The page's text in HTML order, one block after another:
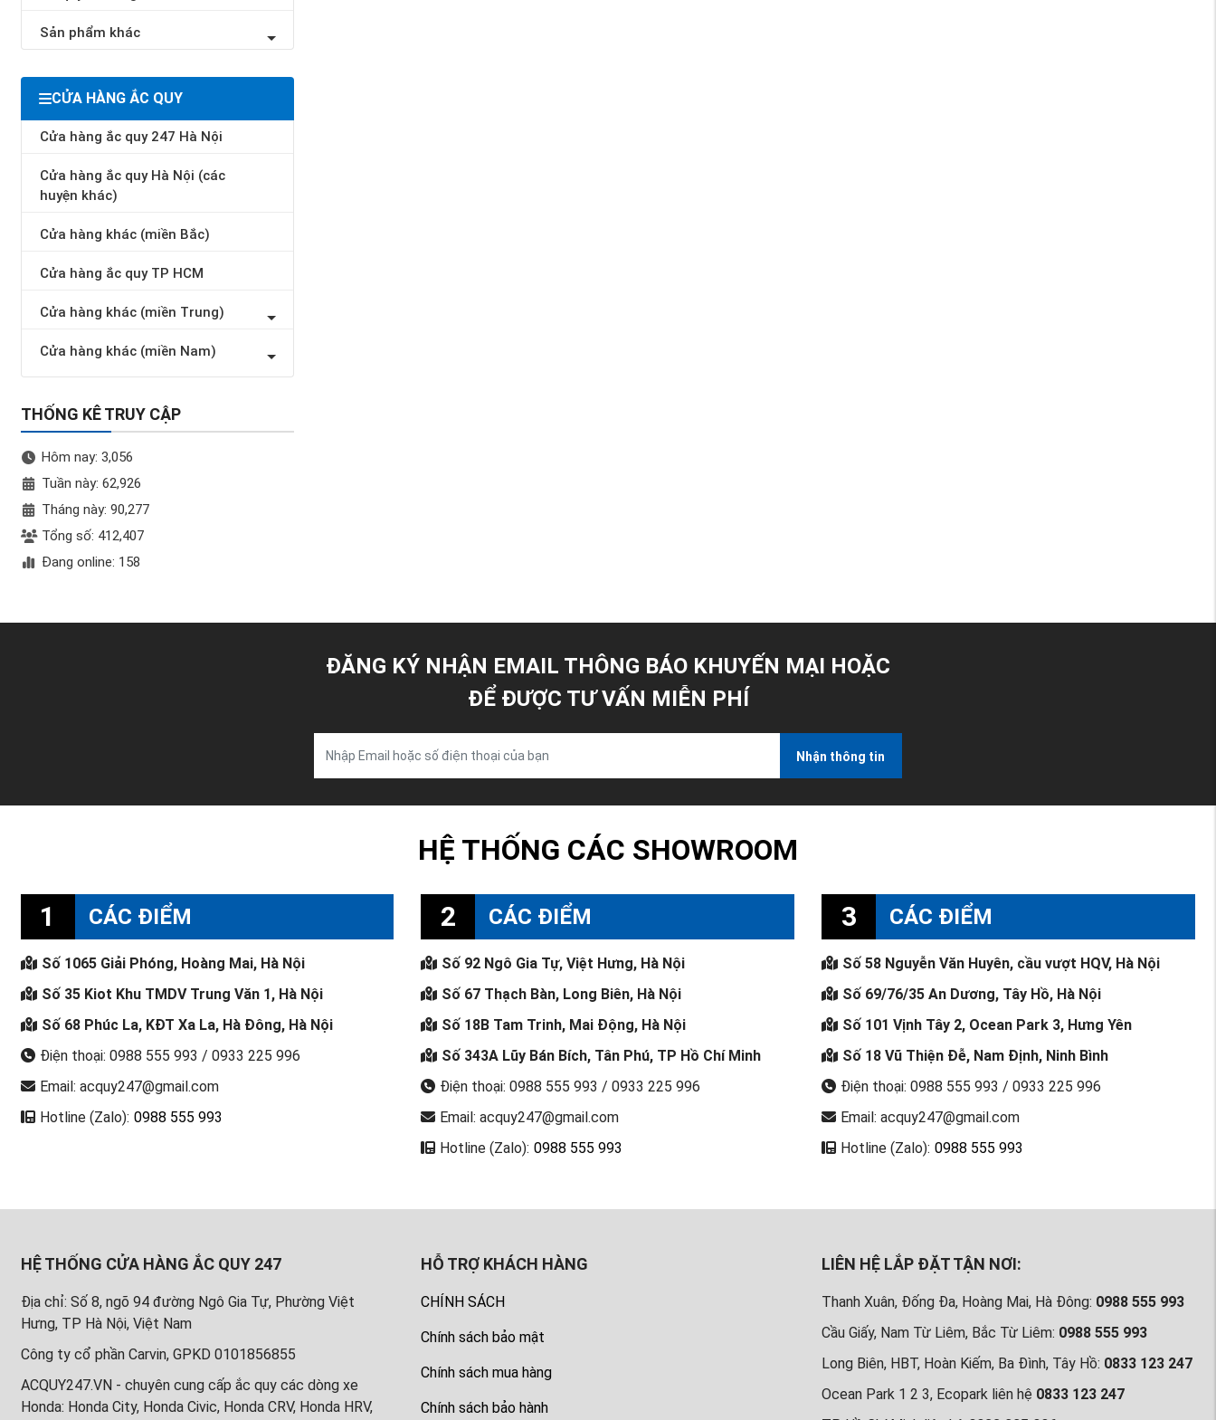
Sản phẩm khác
CỬA HÀNG ẮC QUY
Cửa hàng ắc quy 247 Hà Nội
Cửa hàng ắc quy Hà Nội (các
huyện khác)
Cửa hàng khác (miền Bắc)
Cửa hàng ắc quy TP HCM
Cửa hàng khác (miền Trung)
Cửa hàng khác (miền Nam)
THỐNG KÊ TRUY CẬP
Hôm nay: 3,056
Tuần này: 62,926
Tháng này: 90,277
Tổng số: 412,407
Đang online: 158
ĐĂNG KÝ NHẬN EMAIL THÔNG BÁO KHUYẾN MẠI HOẶC
ĐỂ ĐƯỢC TƯ VẤN MIỄN PHÍ
Nhận thông tin
HỆ THỐNG CÁC SHOWROOM
1 CÁC ĐIỂM
Số 1065 Giải Phóng, Hoàng Mai, Hà Nội
Số 35 Kiot Khu TMDV Trung Văn 1, Hà Nội
Số 68 Phúc La, KĐT Xa La, Hà Đông, Hà Nội
Điện thoại: 0988 555 993 / 0933 225 996
Email: acquy247@gmail.com
Hotline (Zalo): 0988 555 993
2 CÁC ĐIỂM
Số 92 Ngô Gia Tự, Việt Hưng, Hà Nội
Số 67 Thạch Bàn, Long Biên, Hà Nội
Số 18B Tam Trinh, Mai Động, Hà Nội
Số 343A Lũy Bán Bích, Tân Phú, TP Hồ Chí Minh
Điện thoại: 0988 555 993 / 0933 225 996
Email: acquy247@gmail.com
Hotline (Zalo): 0988 555 993
3 CÁC ĐIỂM
Số 58 Nguyễn Văn Huyên, cầu vượt HQV, Hà Nội
Số 69/76/35 An Dương, Tây Hồ, Hà Nội
Số 101 Vịnh Tây 2, Ocean Park 3, Hưng Yên
Số 18 Vũ Thiện Đễ, Nam Định, Ninh Bình
Điện thoại: 0988 555 993 / 0933 225 996
Email: acquy247@gmail.com
Hotline (Zalo): 0988 555 993
HỆ THỐNG CỬA HÀNG ẮC QUY 247
Địa chỉ: Số 8, ngõ 94 đường Ngô Gia Tự, Phường Việt
Hưng, TP Hà Nội, Việt Nam
Công ty cổ phần Carvin, GPKD 0101856855
ACQUY247.VN - chuyên cung cấp ắc quy các dòng xe
Honda: Honda City, Honda Civic, Honda CRV, Honda HRV,
HỖ TRỢ KHÁCH HÀNG
CHÍNH SÁCH
Chính sách bảo mật
Chính sách mua hàng
Chính sách bảo hành
LIÊN HỆ LẮP ĐẶT TẬN NƠI:
Thanh Xuân, Đống Đa, Hoàng Mai, Hà Đông: 0988 555 993
Cầu Giấy, Nam Từ Liêm, Bắc Từ Liêm: 0988 555 993
Long Biên, HBT, Hoàn Kiếm, Ba Đình, Tây Hồ: 0833 123 247
Ocean Park 1 2 3, Ecopark liên hệ 0833 123 247